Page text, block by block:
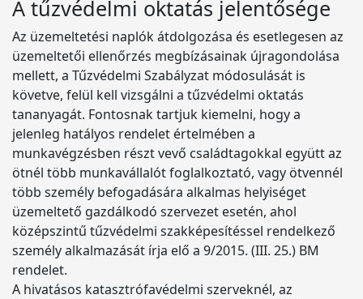
A tűzvédelmi oktatás jelentősége
Az üzemeltetési naplók átdolgozása és esetlegesen az
üzemeltetői ellenőrzés megbízásainak újragondolása
mellett, a Tűzvédelmi Szabályzat módosulását is
követve, felül kell vizsgálni a tűzvédelmi oktatás
tananyagát. Fontosnak tartjuk kiemelni, hogy a
jelenleg hatályos rendelet értelmében a
munkavégzésben részt vevő családtagokkal együtt az
ötnél több munkavállalót foglalkoztató, vagy ötvennél
több személy befogadására alkalmas helyiséget
üzemeltető gazdálkodó szervezet esetén, ahol
középszintű tűzvédelmi szakképesítéssel rendelkező
személy alkalmazását írja elő a 9/2015. (III. 25.) BM
rendelet.
A hivatásos katasztrófavédelmi szerveknél, az